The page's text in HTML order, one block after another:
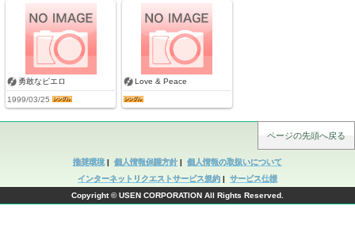
勇敢なピエロ
1999/03/25
Love & Peace
ページの先頭へ戻る
推奨環境| 個人情報保護方針
個人情報の取扱いについて
インターネットリクエストサービス規約
サービス仕様
Copyright © USEN CORPORATION All Rights Reserved.